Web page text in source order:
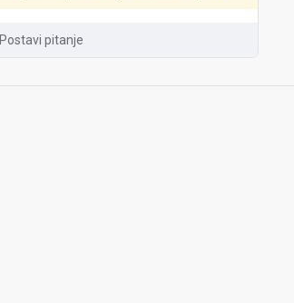
Postavi pitanje